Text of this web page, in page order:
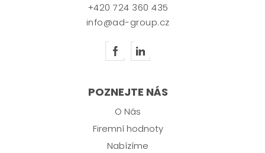
+420 724 360 435
info@ad-group.cz
POZNEJTE NÁS
O Nás
Firemní hodnoty
Nabízíme